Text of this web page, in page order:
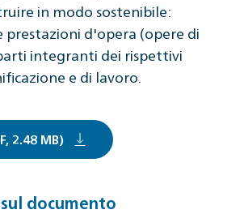
in modo sostenibile:
prestazioni d'opera (opere di
integranti dei rispettivi
e di lavoro.
2.48 MB)
documento